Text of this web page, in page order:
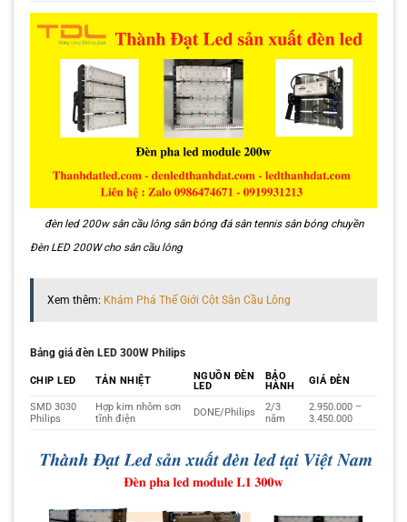
đèn led 200w sân cầu lông sân bóng đá sân tennis sân bóng chuyền
Đèn LED 200W cho sân cầu lông
Xem thêm: Khám Phá Thế Giới Cột Sân Cầu Lông
Bảng giá đèn LED 300W Philips
CHIP LED TẢN NHIỆT
NGUỒN ĐÈN
LED
BẢO
HÀNH
GIÁ ĐÈN
SMD 3030
Philips
Hợp kim nhôm sơn
tĩnh điện
DONE/Philips
2/3
năm
2.950.000 –
3.450.000